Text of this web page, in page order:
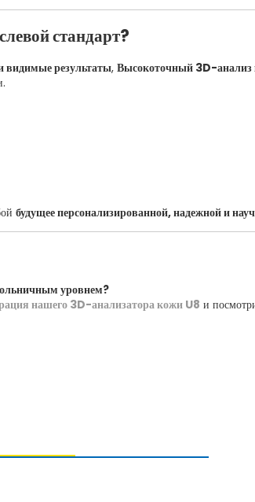
стандарт?
видимые результаты, Высокоточный 3D-анализ
будущее персонализированной, надежной и
уровнем?
нашего 3D-анализатора кожи U8 и